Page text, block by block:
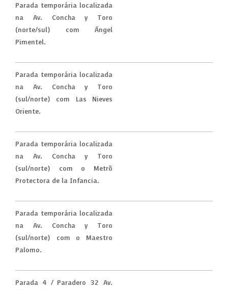
Parada temporária localizada
na Av. Concha y Toro
(norte/sul) com Ángel
Pimentel.
Parada temporária localizada
na Av. Concha y Toro
(sul/norte) com Las Nieves
Oriente.
Parada temporária localizada
na Av. Concha y Toro
(sul/norte) com o Metrô
Protectora de la Infancia.
Parada temporária localizada
na Av. Concha y Toro
(sul/norte) com o Maestro
Palomo.
Parada 4 / Paradero 32 Av.